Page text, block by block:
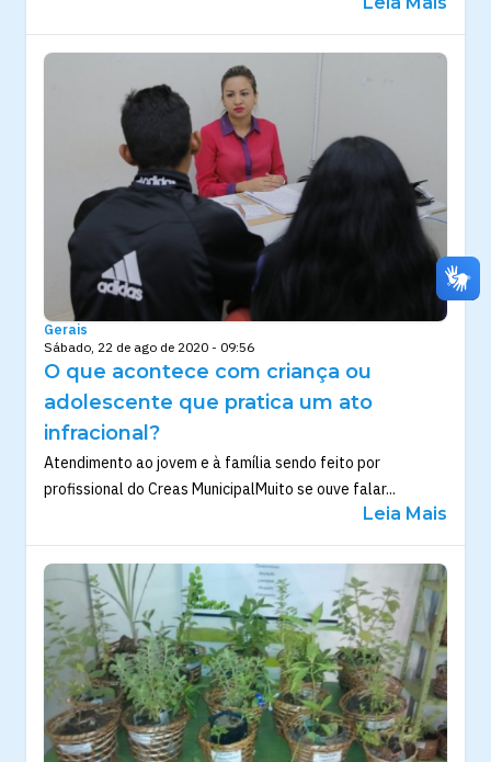
Gerais
Sábado, 22 de ago de 2020 - 09:56
O que acontece com criança ou
adolescente que pratica um ato
infracional?
Atendimento ao jovem e à família sendo feito por
profissional do Creas MunicipalMuito se ouve falar...
Leia Mais